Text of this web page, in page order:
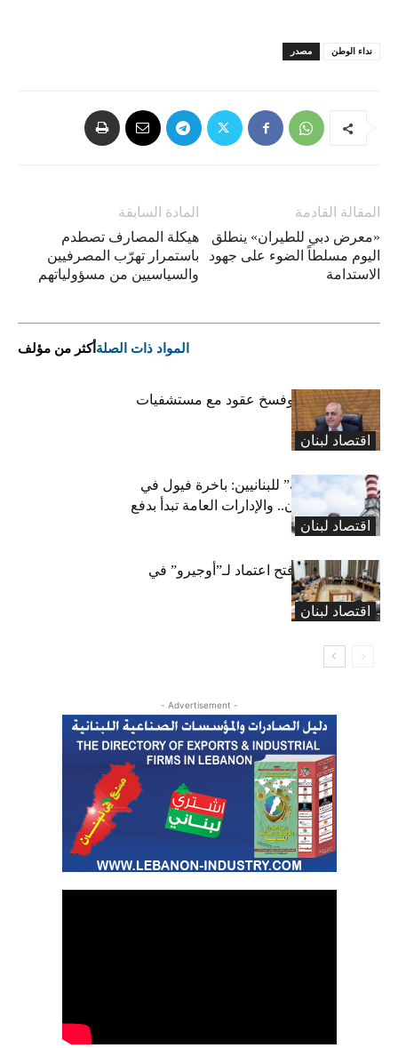
مصدر نداء الوطن
المادة السابقة
هيكلة المصارف تصطدم
باستمرار تهرّب المصرفيين
والسياسيين من مسؤولياتهم
المقالة القادمة
«معرض دبي للطيران» ينطلق
اليوم مسلطاً الضوء على جهود
الاستدامة
المواد ذات الصلة أكثر من مؤلف
اقتصاد لبنان
كركي: إنذارات وفسخ عقود مع مستشفيات
مخالفة
اقتصاد لبنان
بشرى “كهربائية” للبنانيين: باخرة فيول في
طريقها إلى لبنان.. والإدارات العامة تبدأ بدفع
متوجباتها
اقتصاد لبنان
لجنة المال تقرّ فتح اعتماد لـ”أوجيرو” في
موازنة 2026
- Advertisement -